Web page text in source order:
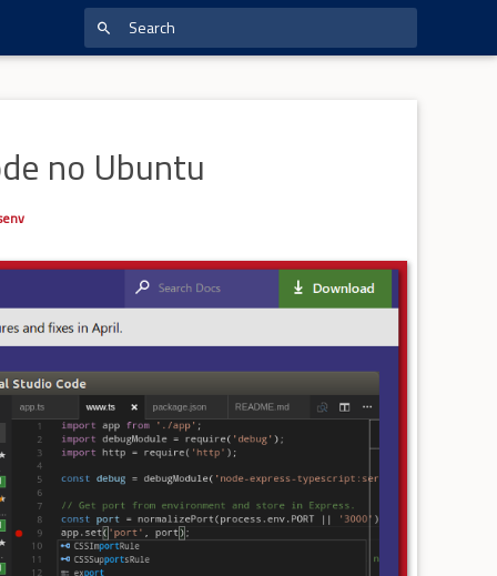
no Ubuntu